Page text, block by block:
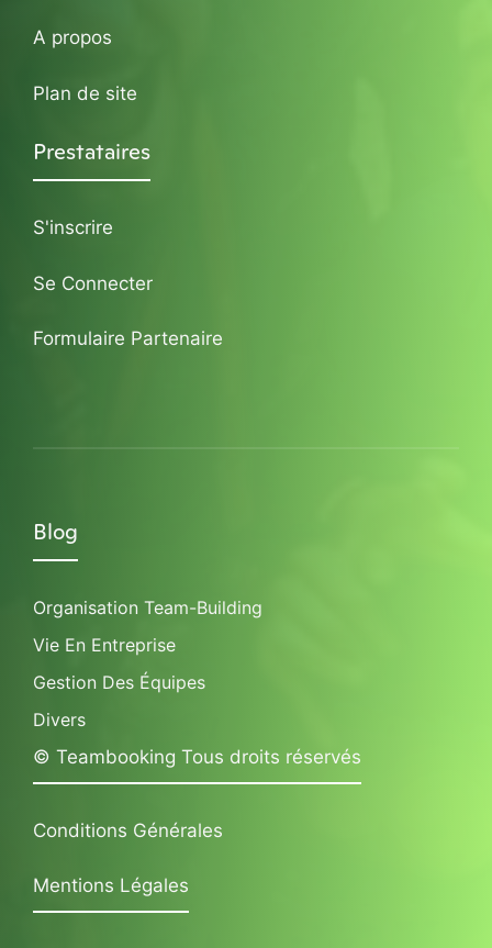
A propos
Plan de site
Prestataires
S'inscrire
Se Connecter
Formulaire Partenaire
Blog
Organisation Team-Building
Vie En Entreprise
Gestion Des Équipes
Divers
© Teambooking Tous droits réservés
Conditions Générales
Mentions Légales